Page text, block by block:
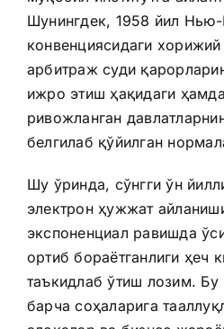
Шунингдек, 1958 йил
конвенциясидаги хорижий
арбитраж суди
ижро этиш ҳақидаги
ривожланган
белгилаб қўйилган
Шу ўринда, сўнгги ўн
электрон ҳужжат
экспоненциал равишда
ортиб бораётганлиги ҳеч
таъкидлаб ўтиш лозим. Бу
барча соҳаларига